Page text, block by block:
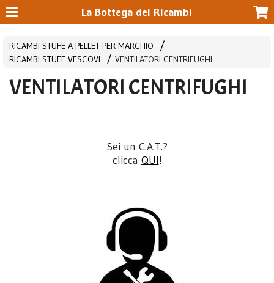
La Bottega dei Ricambi
RICAMBI STUFE A PELLET PER MARCHIO
RICAMBI STUFE VESCOVI
VENTILATORI CENTRIFUGHI
VENTILATORI CENTRIFUGHI
Sei un C.A.T.?
clicca QUI!